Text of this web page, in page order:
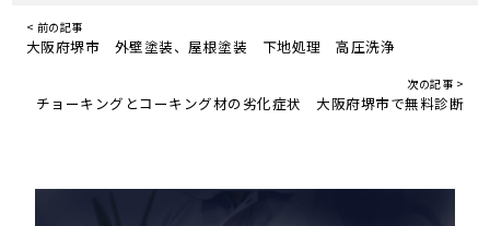
< 前の記事
大阪府堺市 外壁塗装、屋根塗装 下地処理 高圧洗浄
次の記事 >
チョーキングとコーキング材の劣化症状 大阪府堺市で無料診断